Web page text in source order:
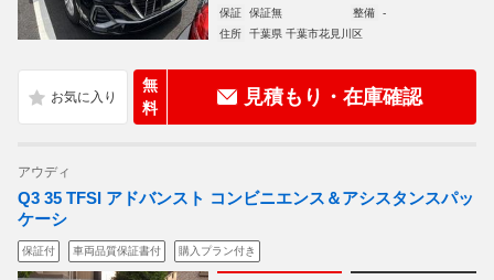
保証
保証無 整備
-
住所
千葉県 千葉市花見川区
無
料
見積もり・在庫確認
アウディ
Q3 35 TFSI アドバンスト コンビニエンス＆アシスタンスパッ
ケーシ
保証付 車両品質保証書付 購入プラン付き